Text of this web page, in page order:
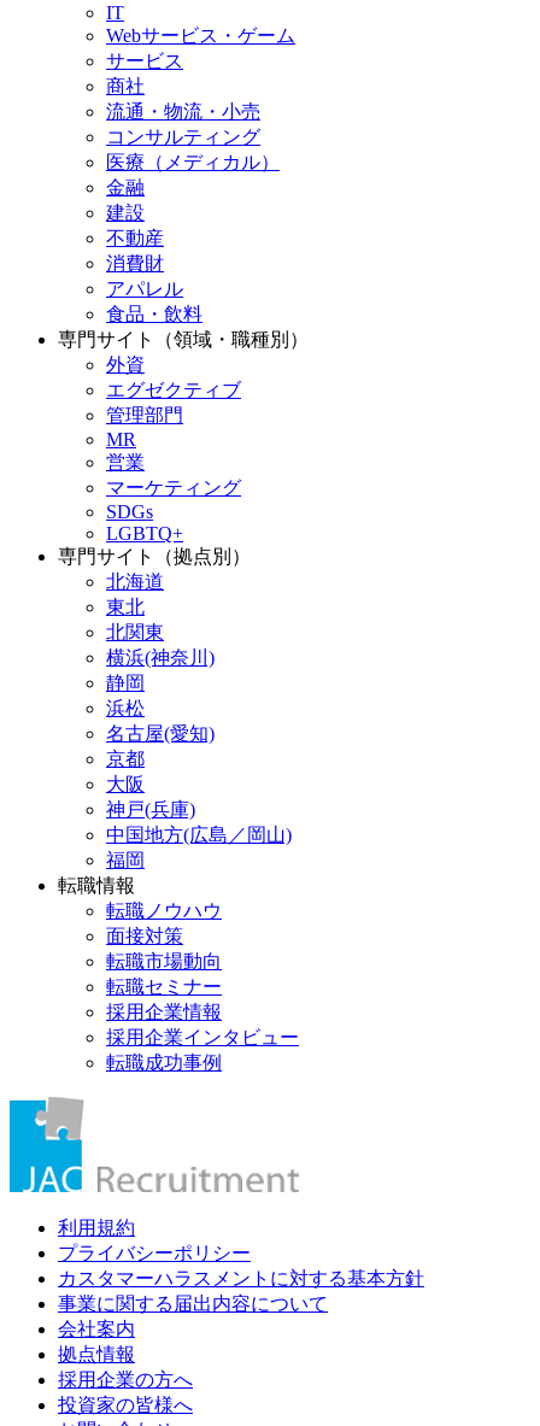
IT
Webサービス・ゲーム
サービス
商社
流通・物流・小売
コンサルティング
医療（メディカル）
金融
建設
不動産
消費財
アパレル
食品・飲料
専門サイト（領域・職種別）
外資
エグゼクティブ
管理部門
MR
営業
マーケティング
SDGs
LGBTQ+
専門サイト（拠点別）
北海道
東北
北関東
横浜(神奈川)
静岡
浜松
名古屋(愛知)
京都
大阪
神戸(兵庫)
中国地方(広島／岡山)
福岡
転職情報
転職ノウハウ
面接対策
転職市場動向
転職セミナー
採用企業情報
採用企業インタビュー
転職成功事例
利用規約
プライバシーポリシー
カスタマーハラスメントに対する基本方針
事業に関する届出内容について
会社案内
拠点情報
採用企業の方へ
投資家の皆様へ